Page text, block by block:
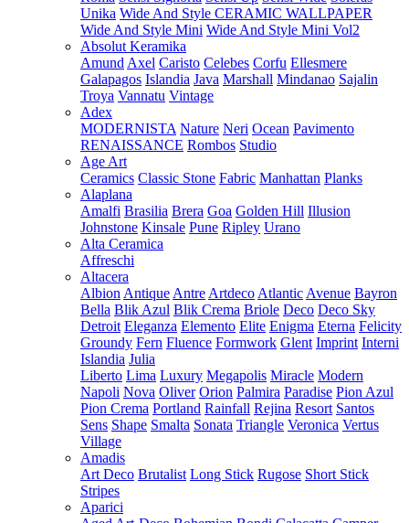
Unika Wide And Style CERAMIC WALLPAPER
Wide And Style Mini Wide And Style Mini Vol2
Absolut Keramika
Amund Axel Caristo Celebes Corfu Ellesmere
Galapagos Islandia Java Marshall Mindanao Sajalin
Troya Vannatu Vintage
Adex
MODERNISTA Nature Neri Ocean Pavimento
RENAISSANCE Rombos Studio
Age Art
Ceramics Classic Stone Fabric Manhattan Planks
Alaplana
Amalfi Brasilia Brera Goa Golden Hill Illusion
Johnstone Kinsale Pune Ripley Urano
Alta Ceramica
Affreschi
Altacera
Albion Antique Antre Artdeco Atlantic Avenue Bayron
Bella Blik Azul Blik Crema Briole Deco Deco Sky
Detroit Eleganza Elemento Elite Enigma Eterna Felicity
Groundy Fern Fluence Formwork Glent Imprint Interni
Islandia Julia
Liberto Lima Luxury Megapolis Miracle Modern
Napoli Nova Oliver Orion Palmira Paradise Pion Azul
Pion Crema Portland Rainfall Rejina Resort Santos
Sens Shape Smalta Sonata Triangle Veronica Vertus
Village
Amadis
Art Deco Brutalist Long Stick Rugose Short Stick
Stripes
Aparici